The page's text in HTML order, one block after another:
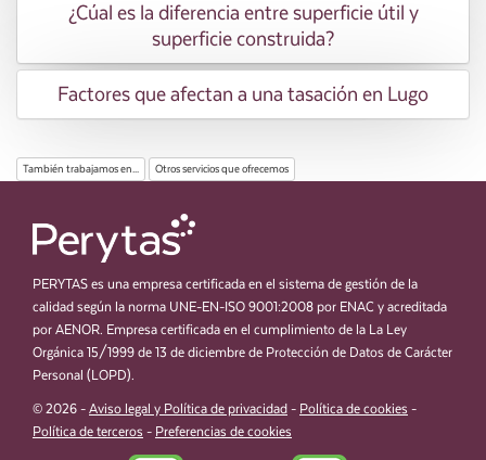
¿Cúal es la diferencia entre superficie útil y
superficie construida?
Factores que afectan a una tasación en Lugo
También trabajamos en... Otros servicios que ofrecemos
PERYTAS es una empresa certificada en el sistema de gestión de la
calidad según la norma UNE-EN-ISO 9001:2008 por ENAC y acreditada
por AENOR. Empresa certificada en el cumplimiento de la La Ley
Orgánica 15/1999 de 13 de diciembre de Protección de Datos de Carácter
Personal (LOPD).
© 2026 - Aviso legal y Política de privacidad - Política de cookies -
Política de terceros - Preferencias de cookies